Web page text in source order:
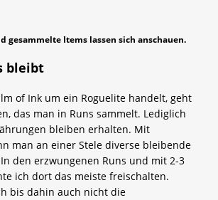
gesammelte Items lassen sich anschauen.
bleibt
of Ink um ein Roguelite handelt, geht
das man in Runs sammelt. Lediglich
bleiben erhalten. Mit
man an einer Stele diverse bleibende
den erzwungenen Runs und mit 2-3
ich dort das meiste freischalten.
bis dahin auch nicht die